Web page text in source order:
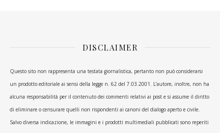
DISCLAIMER
Questo sito non rappresenta una testata giornalistica, pertanto non può considerarsi
un prodotto editoriale ai sensi della legge n. 62 del 7.03.2001. L’autore, inoltre, non ha
alcuna responsabilità per il contenuto dei commenti relativi ai post e si assume il diritto
di eliminare o censurare quelli non rispondenti ai canoni del dialogo aperto e civile.
Salvo diversa indicazione, le immagini e i prodotti multimediali pubblicati sono reperiti